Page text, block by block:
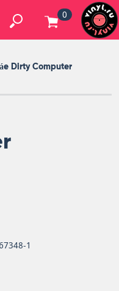
0
Dirty Computer
1